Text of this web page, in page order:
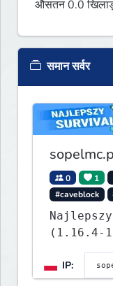
औसतन 0.0
समान सर्वर
0 1
#caveblock
(1.16.4-
IP: